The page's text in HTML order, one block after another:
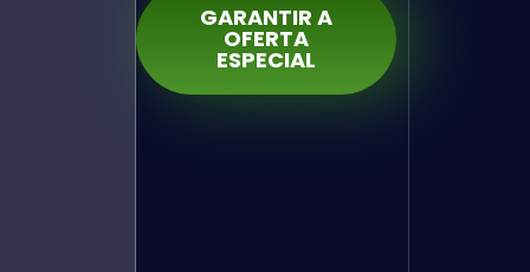
GARANTIR A
OFERTA
ESPECIAL